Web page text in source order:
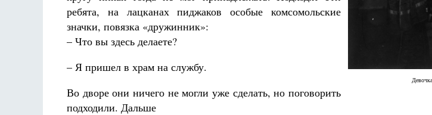
ребята, на лацканах пиджаков особые комсомольские
значки, повязка «дружинник»:
– Что вы здесь делаете?
– Я пришел в храм на службу.
Во дворе они ничего не могли уже сделать, но поговорить
подходили. Дальше